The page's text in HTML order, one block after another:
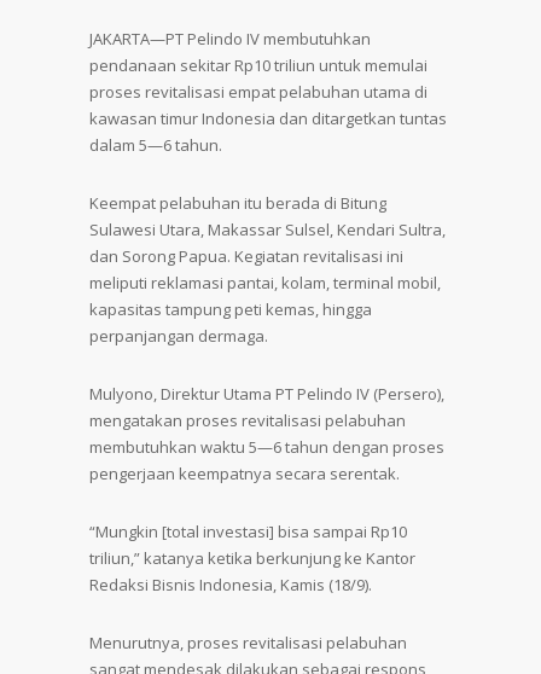
JAKARTA—PT Pelindo IV membutuhkan
pendanaan sekitar Rp10 triliun untuk memulai
proses revitalisasi empat pelabuhan utama di
kawasan timur Indonesia dan ditargetkan tuntas
dalam 5—6 tahun.
Keempat pelabuhan itu berada di Bitung
Sulawesi Utara, Makassar Sulsel, Kendari Sultra,
dan Sorong Papua. Kegiatan revitalisasi ini
meliputi reklamasi pantai, kolam, terminal mobil,
kapasitas tampung peti kemas, hingga
perpanjangan dermaga.
Mulyono, Direktur Utama PT Pelindo IV (Persero),
mengatakan proses revitalisasi pelabuhan
membutuhkan waktu 5—6 tahun dengan proses
pengerjaan keempatnya secara serentak.
“Mungkin [total investasi] bisa sampai Rp10
triliun,” katanya ketika berkunjung ke Kantor
Redaksi Bisnis Indonesia, Kamis (18/9).
Menurutnya, proses revitalisasi pelabuhan
sangat mendesak dilakukan sebagai respons